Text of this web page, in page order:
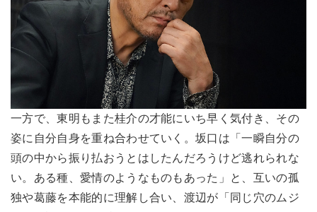
一方で、東明もまた桂介の才能にいち早く気付き、その
姿に自分自身を重ね合わせていく。坂口は「一瞬自分の
頭の中から振り払おうとはしたんだろうけど逃れられな
い。ある種、愛情のようなものもあった」と、互いの孤
独や葛藤を本能的に理解し合い、渡辺が「同じ穴のムジ